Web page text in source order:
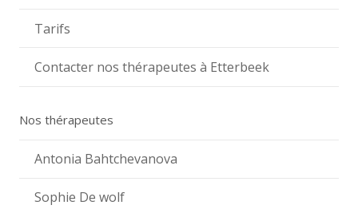
Tarifs
Contacter nos thérapeutes à Etterbeek
Nos thérapeutes
Antonia Bahtchevanova
Sophie De wolf